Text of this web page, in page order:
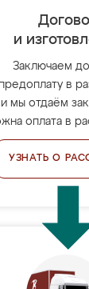
и
Заключаем
в
и мы отдаём
оплата в
УЗНАТЬ О